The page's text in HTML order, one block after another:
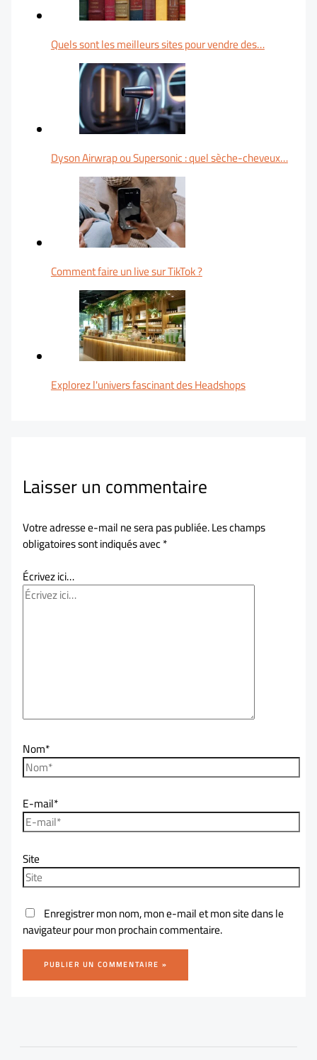
Quels sont les meilleurs sites pour vendre des…
Dyson Airwrap ou Supersonic : quel sèche-cheveux…
Comment faire un live sur TikTok ?
Explorez l'univers fascinant des Headshops
Laisser un commentaire
Votre adresse e-mail ne sera pas publiée.Les champs
obligatoires sont indiqués avec*
Écrivez ici…
Nom*
E-mail*
Site
Enregistrer mon nom, mon e-mail et mon site dans le
navigateur pour mon prochain commentaire.